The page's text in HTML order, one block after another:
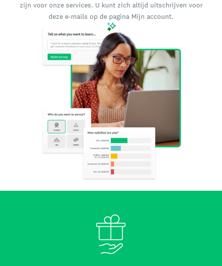
zijn voor onze services. U kunt zich altijd uitschrijven voor
deze e-mails op de pagina Mijn account.